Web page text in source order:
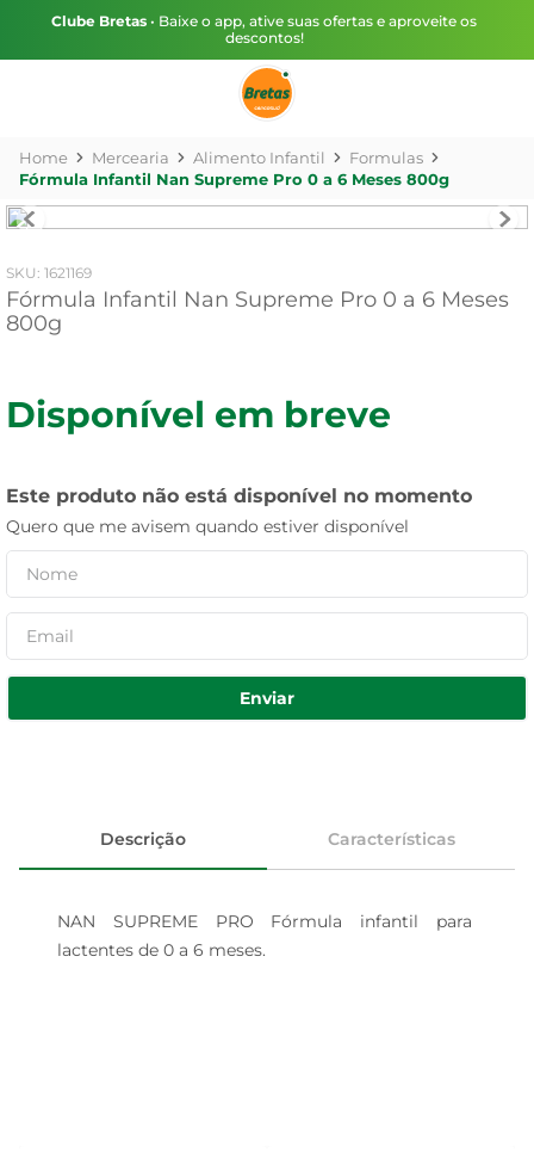
Clube Bretas • Baixe o app, ative suas ofertas e aproveite os
descontos!
Mercearia Alimento Infantil
Formulas
Fórmula Infantil Nan Supreme Pro 0 a 6 Meses 800g
: 1621169
Fórmula Infantil Nan Supreme Pro 0 a 6 Meses
800g
Disponível em breve
Este produto não está disponível no momento
Quero que me avisem quando estiver disponível
Enviar
Descrição Características
NAN SUPREME PRO Fórmula infantil para
lactentes de 0 a 6 meses.